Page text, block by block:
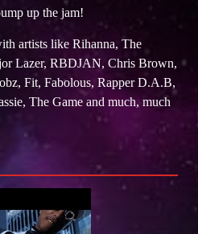
up the jam!
artists like Rihanna, The
Lazer, RBDJAN, Chris Brown,
Fit, Fabolous, Rapper D.A.B,
The Game and much, much